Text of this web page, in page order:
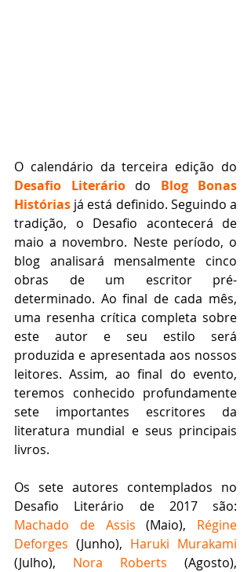
Desafio Literário do Blog Bonas
Histórias já está definido. Seguindo a
tradição, o Desafio acontecerá de
maio a novembro. Neste período, o
blog analisará mensalmente cinco
obras de um escritor pré-
determinado. Ao final de cada mês,
uma resenha crítica completa sobre
este autor e seu estilo será
produzida e apresentada aos nossos
leitores. Assim, ao final do evento,
teremos conhecido profundamente
sete importantes escritores da
literatura mundial e seus principais
livros.
Os sete autores contemplados no
Machado de Assis (Maio), Régine
Deforges (Junho), Haruki Murakami
(Julho), Nora Roberts